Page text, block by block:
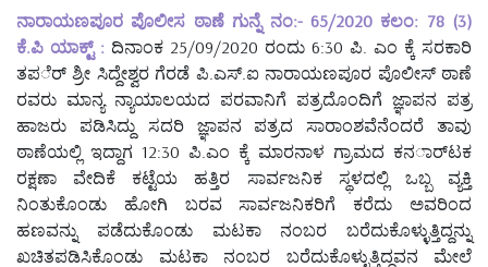
ನಾರಾಯಣಪೂರ ಪೊಲೀಸ ಠಾಣೆ ಗುನ್ನೆ ನಂ:- 65/2020 ಕಲಂ: 78 (3)
ಕೆ.ಪಿ ಯಾಕ್ಟ್ : ದಿನಾಂಕ 25/09/2020 ರಂದು 6:30 ಪಿ. ಎಂ ಕ್ಕೆ ಸರಕಾರಿ
ತಪರ್ೆ ಶ್ರೀ ಸಿದ್ದೇಶ್ವರ ಗೆರಡೆ ಪಿ.ಎಸ್.ಐ ನಾರಾಯಣಪೂರ ಪೊಲೀಸ್ ಠಾಣೆ
ರವರು ಮಾನ್ಯ ನ್ಯಾಯಾಲಯದ ಪರವಾನಿಗೆ ಪತ್ರದೊಂದಿಗೆ ಜ್ಞಾಪನ ಪತ್ರ
ಹಾಜರು ಪಡಿಸಿದ್ದು ಸದರಿ ಜ್ಞಾಪನ ಪತ್ರದ ಸಾರಾಂಶವೆನೆಂದರೆ ತಾವು
ಠಾಣೆಯಲ್ಲಿ ಇದ್ದಾಗ 12:30 ಪಿ.ಎಂ ಕ್ಕೆ ಮಾರನಾಳ ಗ್ರಾಮದ ಕನರ್ಾಟಕ
ರಕ್ಷಣಾ ವೇದಿಕೆ ಕಟ್ಟೆಯ ಹತ್ತಿರ ಸಾರ್ವಜನಿಕ ಸ್ಥಳದಲ್ಲಿ ಒಬ್ಬ ವ್ಯಕ್ತಿ
ನಿಂತುಕೊಂಡು ಹೋಗಿ ಬರವ ಸಾರ್ವಜನಿಕರಿಗೆ ಕರೆದು ಅವರಿಂದ
ಹಣವನ್ನು ಪಡೆದುಕೊಂಡು ಮಟಕಾ ನಂಬರ ಬರೆದುಕೊಳ್ಳುತ್ತಿದ್ದನ್ನು
ಖಚಿತಪಡಿಸಿಕೊಂಡು ಮಟಕಾ ನಂಬರ ಬರೆದುಕೊಳ್ಳುತ್ತಿದ್ದವನ ಮೇಲೆ